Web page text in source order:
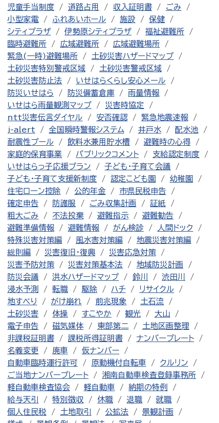
児童手当制度 道路占用 収入証明書
ごみ
小型家電
ふれあいホール 施設
保健
シティプラザ
伊勢原シティプラザ
福祉避難所
臨時避難所
広域避難所
広域避難場所
緊急(一時)避難場所
土砂災害ハザードマップ
土砂災害特別警戒区域
土砂災害警戒区域
土砂災害防止法
いせはらくらし安心メール
防災いせはら
防災備蓄倉庫
雨量情報
いせはら雨量観測マップ
災害時協定
ntt災害伝言ダイヤル
安否確認
緊急地震速報
j-alert
全国瞬時警報システム 井戸水
配水池
耐震性プール
飲料水兼用貯水槽
避難時の心得
家庭的保育事業
パブリックコメント
支給認定制度
いせはらっ子応援プラン
子ども・子育て会議
子ども・子育て支援新制度
認定こども園
幼稚園
住宅ローン控除
公的年金
市県民税申告
確定申告
防護服 ごみ収集計画
証紙
粗大ごみ
不法投棄 避難指示
避難勧告
避難準備情報
避難情報 がん検診
人間ドック
特殊災害対策編
風水害対策編
地震災害対策編
総則編
災害復旧・復興
災害応急対策
災害予防対策
災害対策基本法
地域防災計画
防災会議
洪水ハザードマップ 鈴川
渋田川
浸水予測
転職 駆除 ハチ
リサイクル
地すべり
がけ崩れ 前兆現象
土石流
土砂災害
体操 すこやか 観光
大山
電子申告
磁気媒体 東部第二
土地区画整理
非課税証明書
課税所得証明書
ナンバープレート
名義変更
廃車
仮ナンバー
自動車臨時運行許可
原動機付自転車
クルリン
ご当地ナンバープレート
湘南自動車検査登録事務所
軽自動車検査協会
軽自動車
納期の特例
給与天引
特別徴収 休職 退職
就職
個人住民税
土地取引 公拡法
景観計画